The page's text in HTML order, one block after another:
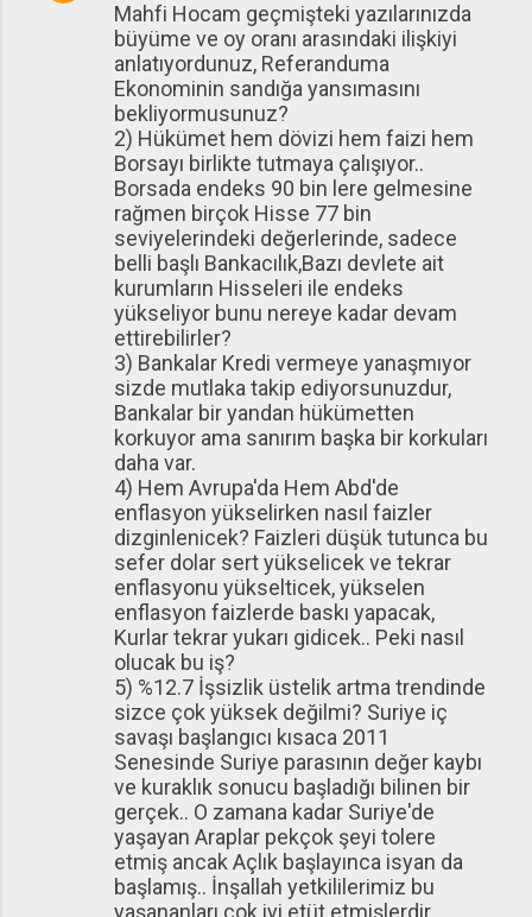
Mahfi Hocam geçmişteki yazılarınızda
büyüme ve oy oranı arasındaki ilişkiyi
anlatıyordunuz, Referanduma
Ekonominin sandığa yansımasını
bekliyormusunuz?
2) Hükümet hem dövizi hem faizi hem
Borsayı birlikte tutmaya çalışıyor..
Borsada endeks 90 bin lere gelmesine
rağmen birçok Hisse 77 bin
seviyelerindeki değerlerinde, sadece
belli başlı Bankacılık,Bazı devlete ait
kurumların Hisseleri ile endeks
yükseliyor bunu nereye kadar devam
ettirebilirler?
3) Bankalar Kredi vermeye yanaşmıyor
sizde mutlaka takip ediyorsunuzdur,
Bankalar bir yandan hükümetten
korkuyor ama sanırım başka bir korkuları
daha var.
4) Hem Avrupa'da Hem Abd'de
enflasyon yükselirken nasıl faizler
dizginlenicek? Faizleri düşük tutunca bu
sefer dolar sert yükselicek ve tekrar
enflasyonu yükselticek, yükselen
enflasyon faizlerde baskı yapacak,
Kurlar tekrar yukarı gidicek.. Peki nasıl
olucak bu iş?
5) %12.7 İşsizlik üstelik artma trendinde
sizce çok yüksek değilmi? Suriye iç
savaşı başlangıcı kısaca 2011
Senesinde Suriye parasının değer kaybı
ve kuraklık sonucu başladığı bilinen bir
gerçek.. O zamana kadar Suriye'de
yaşayan Araplar pekçok şeyi tolere
etmiş ancak Açlık başlayınca isyan da
başlamış.. İnşallah yetkililerimiz bu
yaşananları çok iyi etüt etmişlerdir.